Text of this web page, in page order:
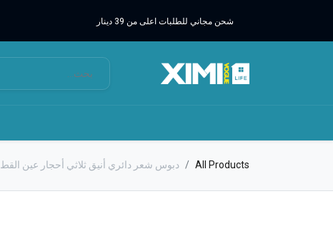
شحن مجاني للطلبات اعلى من 39 دينار
All Products دبوس شعر دائري أنيق ثلاثي أحجار عين القط